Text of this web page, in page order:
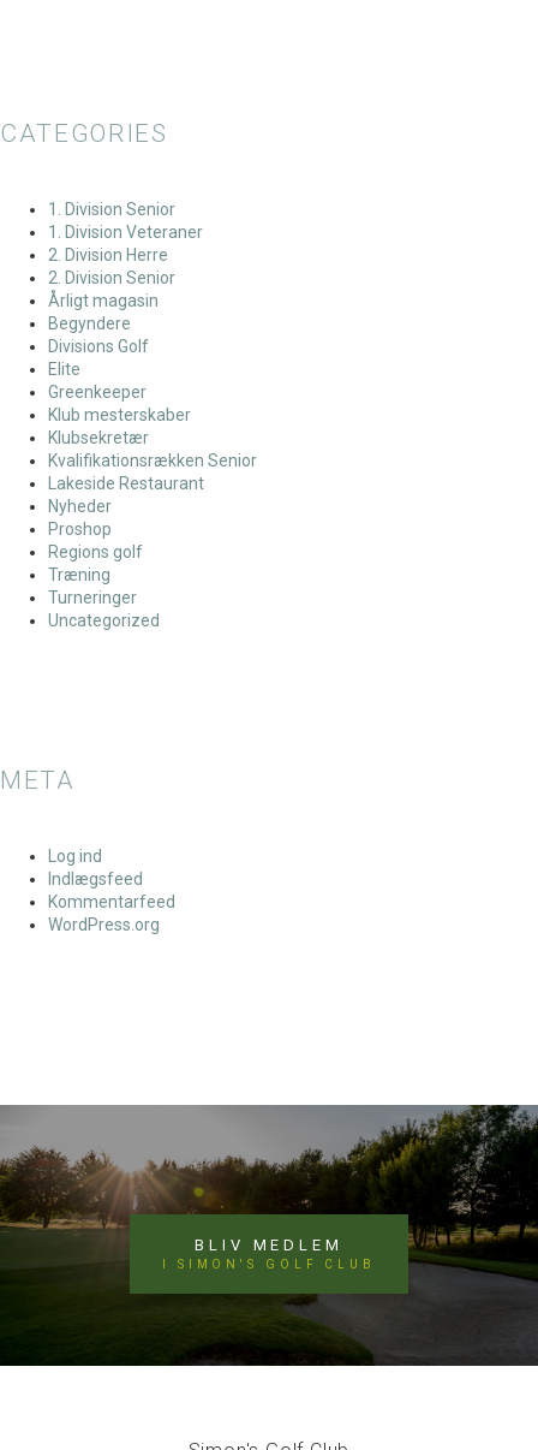
CATEGORIES
1. Division Senior
1. Division Veteraner
2. Division Herre
2. Division Senior
Årligt magasin
Begyndere
Divisions Golf
Elite
Greenkeeper
Klub mesterskaber
Klubsekretær
Kvalifikationsrækken Senior
Lakeside Restaurant
Nyheder
Proshop
Regions golf
Træning
Turneringer
Uncategorized
META
Log ind
Indlægsfeed
Kommentarfeed
WordPress.org
BLIV MEDLEM
I SIMON'S GOLF CLUB